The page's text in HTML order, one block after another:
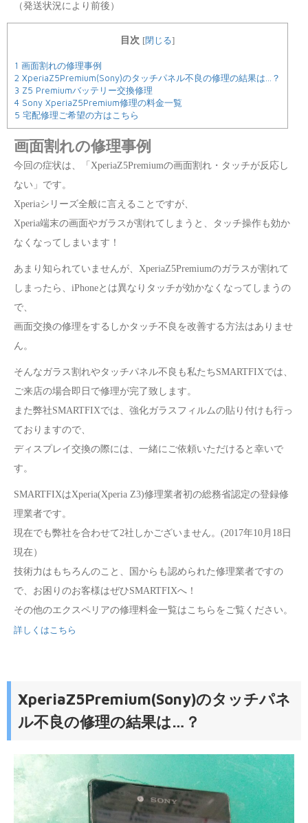
（発送状況により前後）
目次 [閉じる]
1 画面割れの修理事例
2 XperiaZ5Premium(Sony)のタッチパネル不良の修理の結果は…？
3 Z5 Premiumバッテリー交換修理
4 Sony XperiaZ5Premium修理の料金一覧
5 宅配修理ご希望の方はこちら
画面割れの修理事例
今回の症状は、「XperiaZ5Premiumの画面割れ・タッチが反応し
ない」です。
Xperiaシリーズ全般に言えることですが、
Xperia端末の画面やガラスが割れてしまうと、タッチ操作も効か
なくなってしまいます！
あまり知られていませんが、XperiaZ5Premiumのガラスが割れて
しまったら、iPhoneとは異なりタッチが効かなくなってしまうの
で、
画面交換の修理をするしかタッチ不良を改善する方法はありませ
ん。
そんなガラス割れやタッチパネル不良も私たちSMARTFIXでは、
ご来店の場合即日で修理が完了致します。
また弊社SMARTFIXでは、 強化ガラスフィルムの貼り付けも行っ
ておりますので、
ディスプレイ交換の際には、一緒にご依頼いただけると幸いで
す。
SMARTFIXはXperia(Xperia Z3)修理業者初の総務省認定の登録修
理業者です。
現在でも弊社を合わせて2社しかございません。(2017年10月18日
現在）
技術力はもちろんのこと、国からも認められた修理業者ですの
で、お困りのお客様はぜひSMARTFIXへ！
その他のエクスペリアの修理料金一覧はこちらをご覧ください。
詳しくはこちら
XperiaZ5Premium(Sony)のタッチパネ
ル不良の修理の結果は…？